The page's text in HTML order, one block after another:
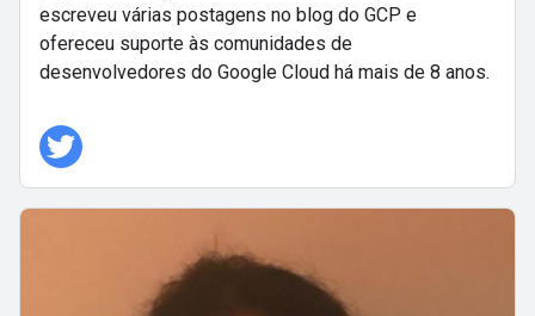
escreveu várias postagens no blog do GCP e
ofereceu suporte às comunidades de
desenvolvedores do Google Cloud há mais de 8 anos.